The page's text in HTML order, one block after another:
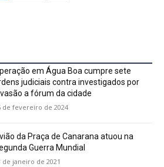
em Água Boa cumpre sete
judiciais contra investigados por
a fórum da cidade
de fevereiro de 2024
da Praça de Canarana atuou na
Guerra Mundial
de janeiro de 2021